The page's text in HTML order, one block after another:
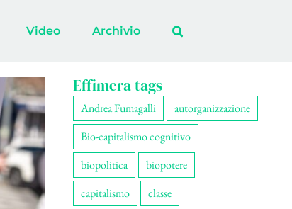
Video Archivio
Effimera tags
Andrea Fumagalli
autorganizzazione
Bio-capitalismo cognitivo
biopolitica
biopotere
capitalismo
classe